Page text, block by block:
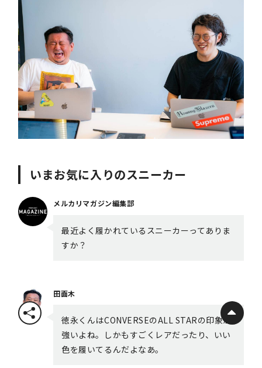
いまお気に入りのスニーカー
メルカリマガジン編集部
最近よく履かれているスニーカーってありま
すか？
田面木
徳永くんはCONVERSEのALL STARの印象が
強いよね。しかもすごくレアだったり、いい
色を履いてるんだよなあ。